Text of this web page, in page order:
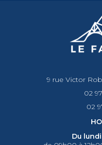
9 rue Victor
02
02
Du